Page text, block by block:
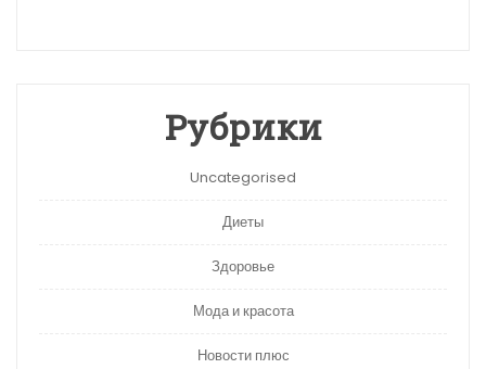
Рубрики
Uncategorised
Диеты
Здоровье
Мода и красота
Новости плюс